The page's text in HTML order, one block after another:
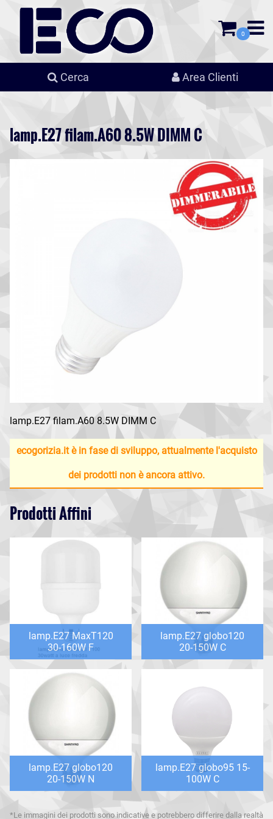
0
Cerca Area Clienti
lamp.E27 filam.A60 8.5W DIMM C
lamp.E27 filam.A60 8.5W DIMM C
ecogorizia.it è in fase di sviluppo, attualmente l'acquisto
dei prodotti non è ancora attivo.
Prodotti Affini
lamp.E27 MaxT120
30-160W F
lamp.E27 globo120
20-150W C
lamp.E27 globo120
20-150W N
lamp.E27 globo95 15-
100W C
*Le immagini dei prodotti sono indicative e potrebbero differire dalla realtà